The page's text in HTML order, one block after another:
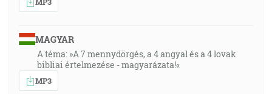
MAGYAR
A téma: »A 7 mennydörgés, a 4 angyal és a 4 lovak
bibliai értelmezése - magyarázata!«
MP3